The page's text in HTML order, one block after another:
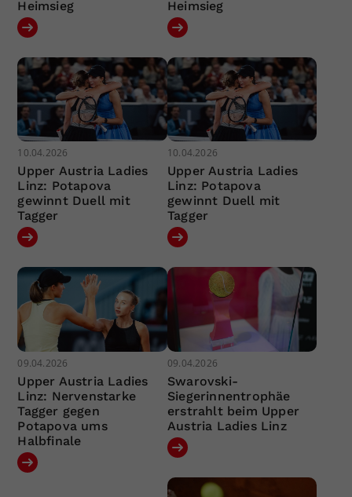
Heimsieg Heimsieg
10.04.2026
Upper Austria Ladies
Linz: Potapova
gewinnt Duell mit
Tagger
10.04.2026
Upper Austria Ladies
Linz: Potapova
gewinnt Duell mit
Tagger
09.04.2026
Upper Austria Ladies
Linz: Nervenstarke
Tagger gegen
Potapova ums
Halbfinale
09.04.2026
Swarovski-
Siegerinnentrophäe
erstrahlt beim Upper
Austria Ladies Linz